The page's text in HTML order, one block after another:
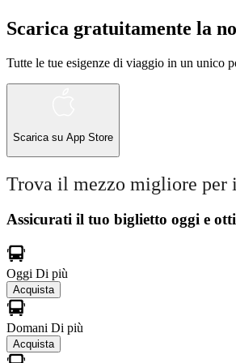
Scarica gratuitamente la
Tutte le tue esigenze di viaggio in un unico
Scarica su App Store
Trova il mezzo migliore per
Assicurati il ​​tuo biglietto oggi e
Oggi Di più
Acquista
Domani Di più
Acquista